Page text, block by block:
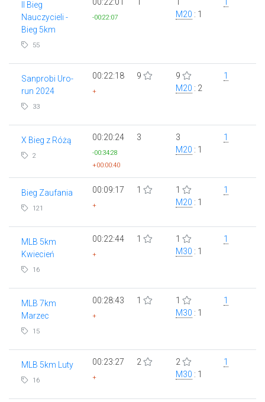
II Bieg
Nauczycieli -
Bieg 5km
55
-00:22:07
M20 : 1
Sanprobi Uro-
run 2024
33
00:22:18
+
9
9
M20 : 2
1
X Bieg z Różą
2
00:20:24
-00:34:28
+00:00:40
3
3
M20 : 1
1
Bieg Zaufania
121
00:09:17
+
1
1
M20 : 1
1
MLB 5km
Kwiecień
16
00:22:44
+
1
1
M30 : 1
1
MLB 7km
Marzec
15
00:28:43
+
1
1
M30 : 1
1
MLB 5km Luty
16
00:23:27
+
2
2
M30 : 1
1